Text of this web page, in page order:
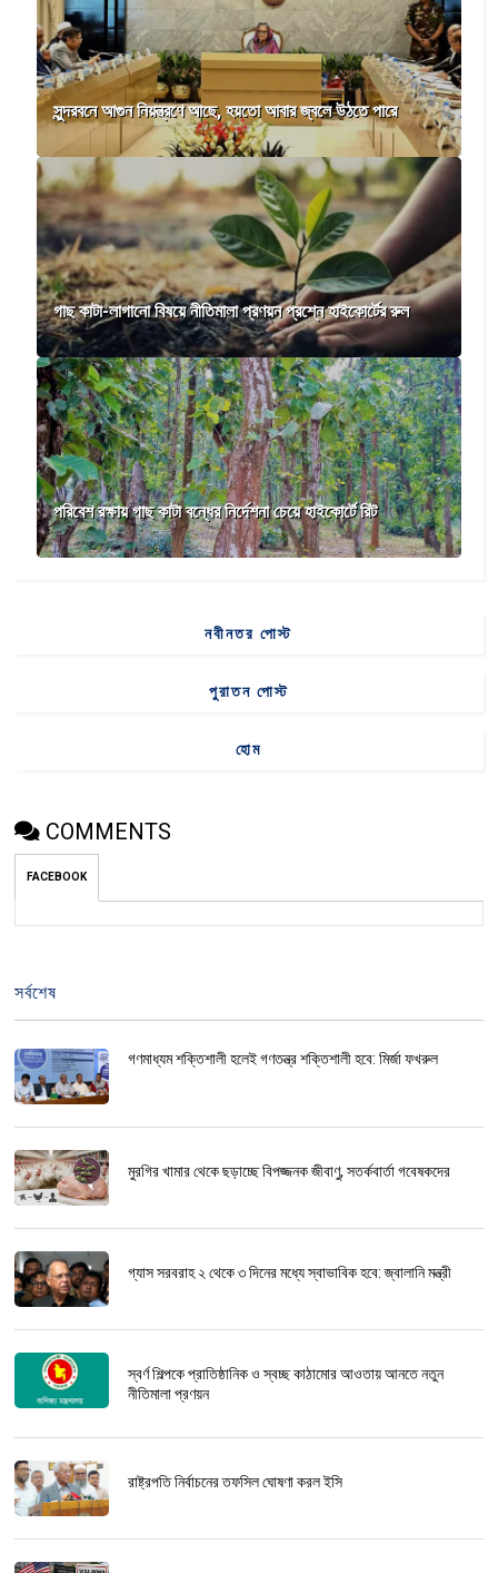
সুন্দরবনে আগুন নিয়ন্ত্রণে আছে, হয়তো আবার জ্বলে উঠতে পারে
গাছ কাটা-লাগানো বিষয়ে নীতিমালা প্রণয়ন প্রশ্নে হাইকোর্টের রুল
পরিবেশ রক্ষায় গাছ কাটা বন্ধের নির্দেশনা চেয়ে হাইকোর্টে রিট
নবীনতর পোস্ট
পুরাতন পোস্ট
হোম
COMMENTS
FACEBOOK
সর্বশেষ
গণমাধ্যম শক্তিশালী হলেই গণতন্ত্র শক্তিশালী হবে: মির্জা ফখরুল
মুরগির খামার থেকে ছড়াচ্ছে বিপজ্জনক জীবাণু, সতর্কবার্তা গবেষকদের
গ্যাস সরবরাহ ২ থেকে ৩ দিনের মধ্যে স্বাভাবিক হবে: জ্বালানি মন্ত্রী
স্বর্ণ শিল্পকে প্রাতিষ্ঠানিক ও স্বচ্ছ কাঠামোর আওতায় আনতে নতুন
নীতিমালা প্রণয়ন
রাষ্ট্রপতি নির্বাচনের তফসিল ঘোষণা করল ইসি